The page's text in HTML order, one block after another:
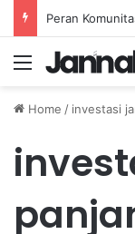
Menu
Home / investasi